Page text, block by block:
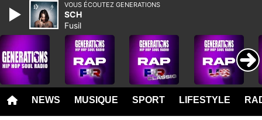
NEWS MUSIQUE SPORT LIFESTYLE
VOUS ÉCOUTEZ GENERATIONS
SCH
Fusil